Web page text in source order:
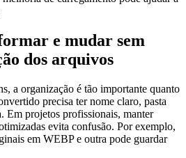
e mudar sem
dos arquivos
a organização é tão importante quanto
precisa ter nome claro, pasta
Em projetos profissionais, manter
evita confusão. Por exemplo,
em WEBP e outra pode guardar